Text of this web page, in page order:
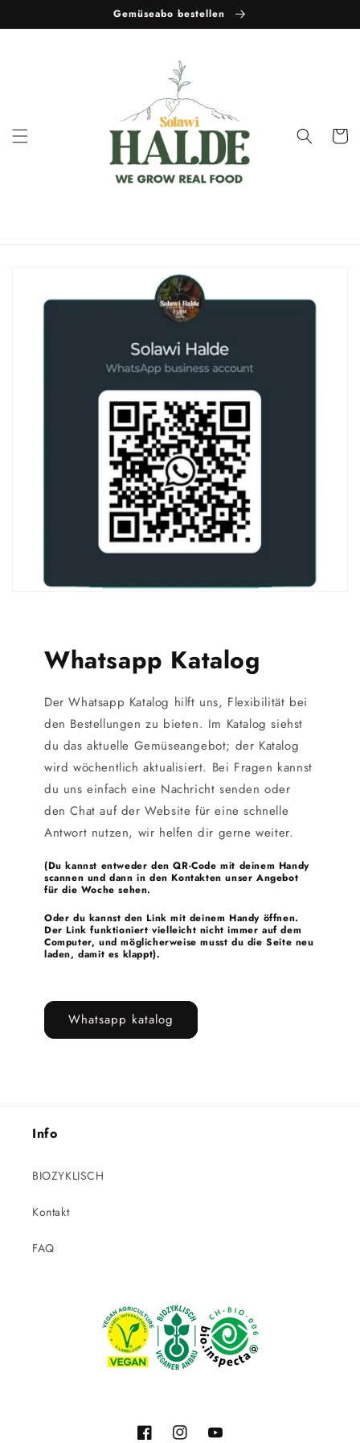
Inhalt
Gemüseabo bestellen
Whatsapp Katalog
Der Whatsapp Katalog hilft uns, Flexibilität bei
den Bestellungen zu bieten. Im Katalog siehst
du das aktuelle Gemüseangebot; der Katalog
wird wöchentlich aktualisiert. Bei Fragen kannst
du uns einfach eine Nachricht senden oder
den Chat auf der Website für eine schnelle
Antwort nutzen, wir helfen dir gerne weiter.
(Du kannst entweder den QR-Code mit deinem Handy
scannen und dann in den Kontakten unser Angebot
für die Woche sehen.
Oder du kannst den Link mit deinem Handy öffnen.
Der Link funktioniert vielleicht nicht immer auf dem
Computer, und möglicherweise musst du die Seite neu
laden, damit es klappt).
Whatsapp katalog
Info
BIOZYKLISCH
Kontakt
FAQ